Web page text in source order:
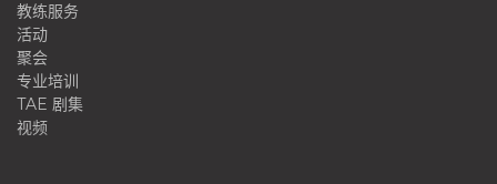
教练服务
活动
聚会
专业培训
TAE 剧集
视频